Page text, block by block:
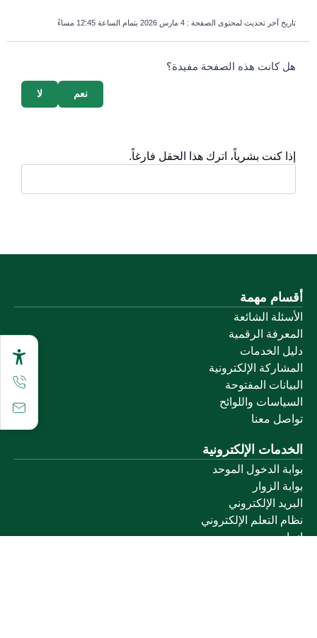
تاريخ آخر تحديث لمحتوى الصفحة : 4 مارس 2026 بتمام الساعة 12:45 مساءً
survey_v2
هل كانت هذه الصفحة مفيدة؟
لا نعم
إذا كنت بشرياً، اترك هذا الحقل فارغاً.
أقسام مهمة
الأسئلة الشائعة
المعرفة الرقمية
دليل الخدمات
المشاركة الإلكترونية
البيانات المفتوحة
السياسات واللوائح
تواصل معنا
الخدمات الإلكترونية
بوابة الدخول الموحد
بوابة الزوار
البريد الإلكتروني
نظام التعلم الإلكتروني
إنجاز